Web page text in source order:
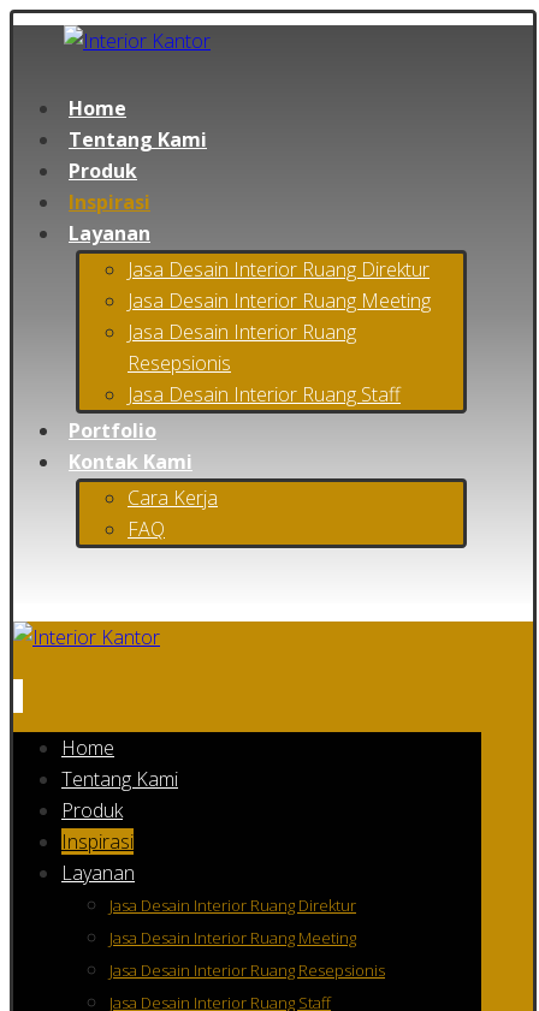
Home
Tentang Kami
Produk
Inspirasi
Layanan
Jasa Desain Interior Ruang Direktur
Jasa Desain Interior Ruang Meeting
Jasa Desain Interior Ruang
Resepsionis
Jasa Desain Interior Ruang Staff
Portfolio
Kontak Kami
Cara Kerja
FAQ
Home
Tentang Kami
Produk
Inspirasi
Layanan
Jasa Desain Interior Ruang Direktur
Jasa Desain Interior Ruang Meeting
Jasa Desain Interior Ruang Resepsionis
Jasa Desain Interior Ruang Staff